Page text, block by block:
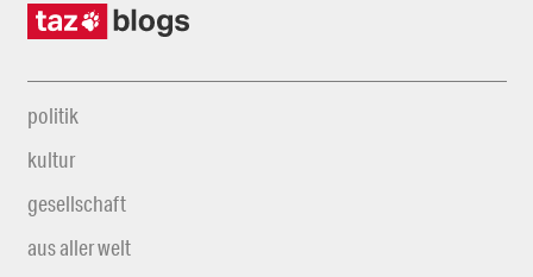
politik
kultur
gesellschaft
aus aller welt